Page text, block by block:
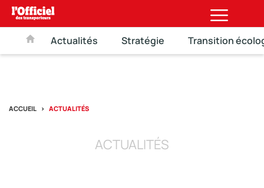
Actualités Stratégie Transition
ACCUEIL ACTUALITÉS
ACTUALITÉS